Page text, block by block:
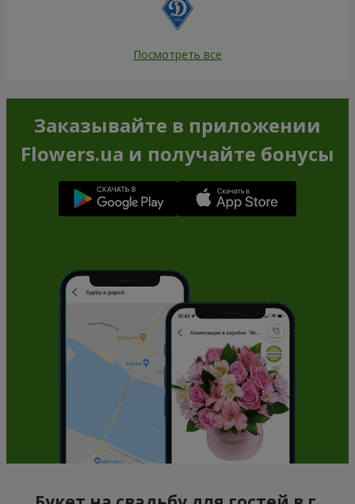
Посмотреть все
Заказывайте в приложении
Flowers.ua и получайте бонусы